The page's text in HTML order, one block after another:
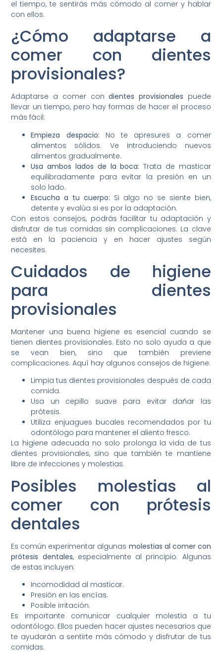
el tiempo, te sentirás más cómodo al comer y hablar
con ellos.
¿Cómo adaptarse a
comer con dientes
provisionales?
Adaptarse a comer condientes provisionales puede
llevar un tiempo, pero hay formas de hacer el proceso
más fácil:
Empieza despacio: No te apresures a comer
alimentos sólidos. Ve introduciendo nuevos
alimentos gradualmente.
Usa ambos lados de la boca: Trata de masticar
equilibradamente para evitar la presión en un
solo lado.
Escucha a tu cuerpo: Si algo no se siente bien,
detente y evalúa si es por la adaptación.
Con estos consejos, podrás facilitar tu adaptación y
disfrutar de tus comidas sin complicaciones. La clave
está en la paciencia y en hacer ajustes según
necesites.
Cuidados de higiene
para dientes
provisionales
Mantener una buena higiene es esencial cuando se
tienen dientes provisionales. Esto no solo ayuda a que
se vean bien, sino que también previene
complicaciones. Aquí hay algunos consejos de higiene:
Limpia tus dientes provisionales después de cada
comida.
Usa un cepillo suave para evitar dañar las
prótesis.
Utiliza enjuagues bucales recomendados por tu
odontólogo para mantener el aliento fresco.
La higiene adecuada no solo prolonga la vida de tus
dientes provisionales, sino que también te mantiene
libre de infecciones y molestias.
Posibles molestias al
comer con prótesis
dentales
Es común experimentar algunas molestias al comer con
prótesis dentales, especialmente al principio. Algunas
de estas incluyen:
Incomodidad al masticar.
Presión en las encías.
Posible irritación.
Es importante comunicar cualquier molestia a tu
odontólogo. Ellos pueden hacer ajustes necesarios que
te ayudarán a sentirte más cómodo y disfrutar de tus
comidas.